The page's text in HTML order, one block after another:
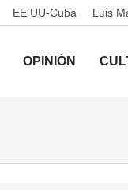
EE UU-Cuba Luis
OPINIÓN